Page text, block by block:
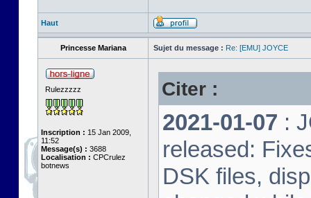
Haut
Princesse Mariana Sujet du message : Re: [EMU] JOYCE
Rulezzzzz
Inscription : 15 Jan 2009,
11:52
Message(s) : 3688
Localisation : CPCrulez
botnews
Citer :
2021-01-07 :
released:
DSK files,